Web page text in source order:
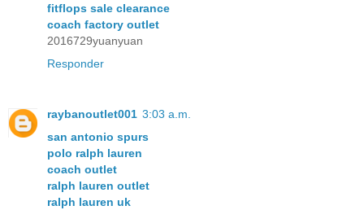
fitflops sale clearance
coach factory outlet
2016729yuanyuan
Responder
raybanoutlet001 3:03 a.m.
san antonio spurs
polo ralph lauren
coach outlet
ralph lauren outlet
ralph lauren uk